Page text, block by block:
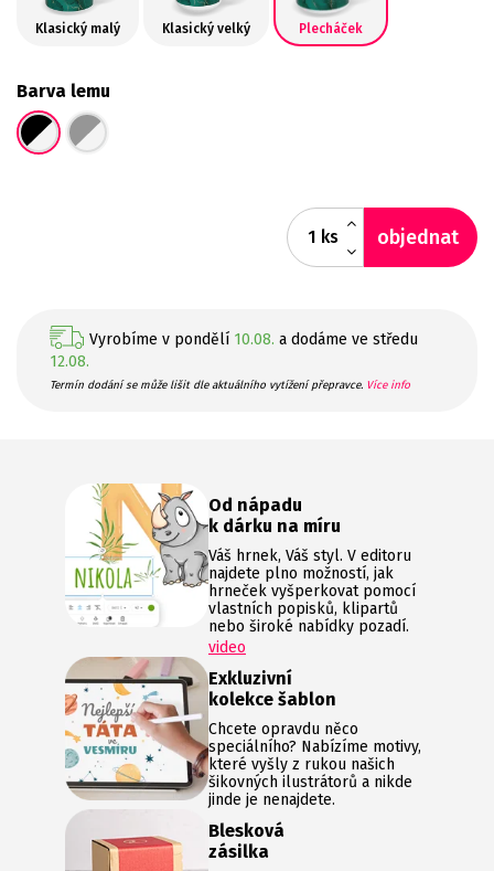
Klasický malý Klasický velký Plecháček
Barva lemu
ks objednat
Vyrobíme v pondělí 10.08. a dodáme ve středu
12.08.
Termín dodání se může lišit dle aktuálního vytížení přepravce. Více info
Od nápadu
k dárku na míru
Váš hrnek, Váš styl. V editoru
najdete plno možností, jak
hrneček vyšperkovat pomocí
vlastních popisků, klipartů
nebo široké nabídky pozadí.
video
Exkluzivní
kolekce šablon
Chcete opravdu něco
speciálního? Nabízíme motivy,
které vyšly z rukou našich
šikovných ilustrátorů a nikde
jinde je nenajdete.
Blesková
zásilka